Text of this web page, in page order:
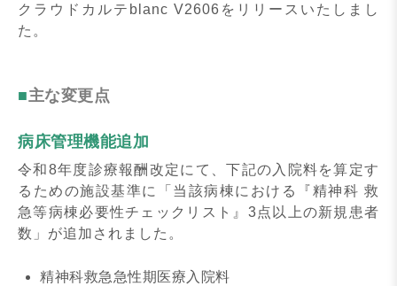
クラウドカルテblanc V2606をリリースいたしまし
た。
主な変更点
病床管理機能追加
令和8年度診療報酬改定にて、下記の入院料を算定す
るための施設基準に「当該病棟における『精神科 救
急等病棟必要性チェックリスト』3点以上の新規患者
数」が追加されました。
精神科救急急性期医療入院料